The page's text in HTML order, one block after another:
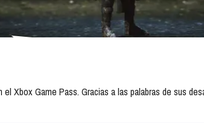
Xbox Game Pass. Gracias a las palabras de sus